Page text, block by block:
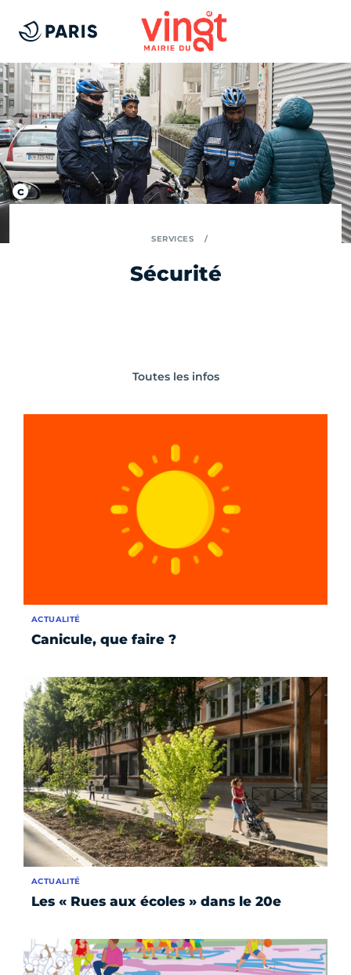
SERVICES
Sécurité
Toutes les infos
Canicule, que faire ?
ACTUALITÉ
Les « Rues aux écoles » dans le 20e
ACTUALITÉ